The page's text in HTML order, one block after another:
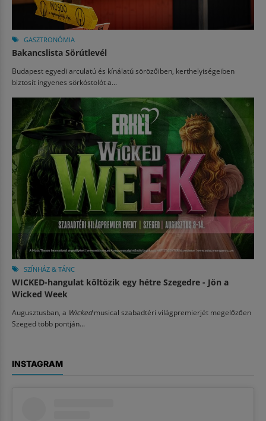
GASZTRONÓMIA
Bakancslista Sörútlevél
Budapest egyedi arculatú és kínálatú sörözőiben, kerthelyiségeiben
biztosít ingyenes sörkóstolót a...
SZÍNHÁZ & TÁNC
WICKED-hangulat költözik egy hétre Szegedre - Jön a
Wicked Week
Augusztusban, a Wickedmusical szabadtéri világpremierjét megelőzően
Szeged több pontján...
INSTAGRAM